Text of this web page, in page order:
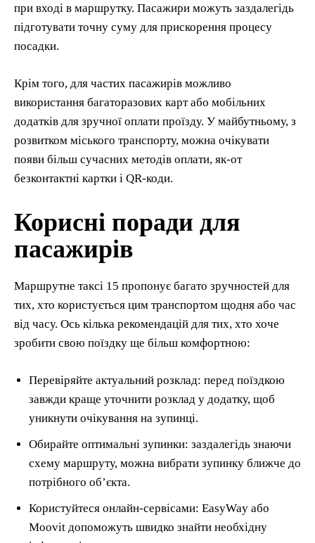
при вході в маршрутку. Пасажири можуть заздалегідь
підготувати точну суму для прискорення процесу
посадки.
Крім того, для частих пасажирів можливо
використання багаторазових карт або мобільних
додатків для зручної оплати проїзду. У майбутньому, з
розвитком міського транспорту, можна очікувати
появи більш сучасних методів оплати, як-от
безконтактні картки і QR-коди.
Корисні поради для
пасажирів
Маршрутне таксі 15 пропонує багато зручностей для
тих, хто користується цим транспортом щодня або час
від часу. Ось кілька рекомендацій для тих, хто хоче
зробити свою поїздку ще більш комфортною:
Перевіряйте актуальний розклад: перед поїздкою
завжди краще уточнити розклад у додатку, щоб
уникнути очікування на зупинці.
Обирайте оптимальні зупинки: заздалегідь знаючи
схему маршруту, можна вибрати зупинку ближче до
потрібного об’єкта.
Користуйтеся онлайн-сервісами: EasyWay або
Moovit допоможуть швидко знайти необхідну